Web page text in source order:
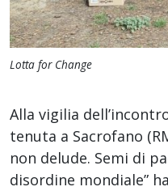
Lotta for Change
Alla vigilia
tenuta a Sacrofano
non delude. Semi di
disordine mondiale”